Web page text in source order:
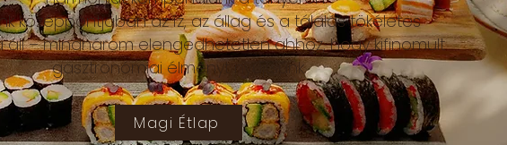
középpontjában az íz, az állag és a tálalás tökéletes
áll – mindhárom elengedhetetlen ahhoz, hogy kifinomult
gasztronómiai élményt nyújtsunk.
Magi Étlap